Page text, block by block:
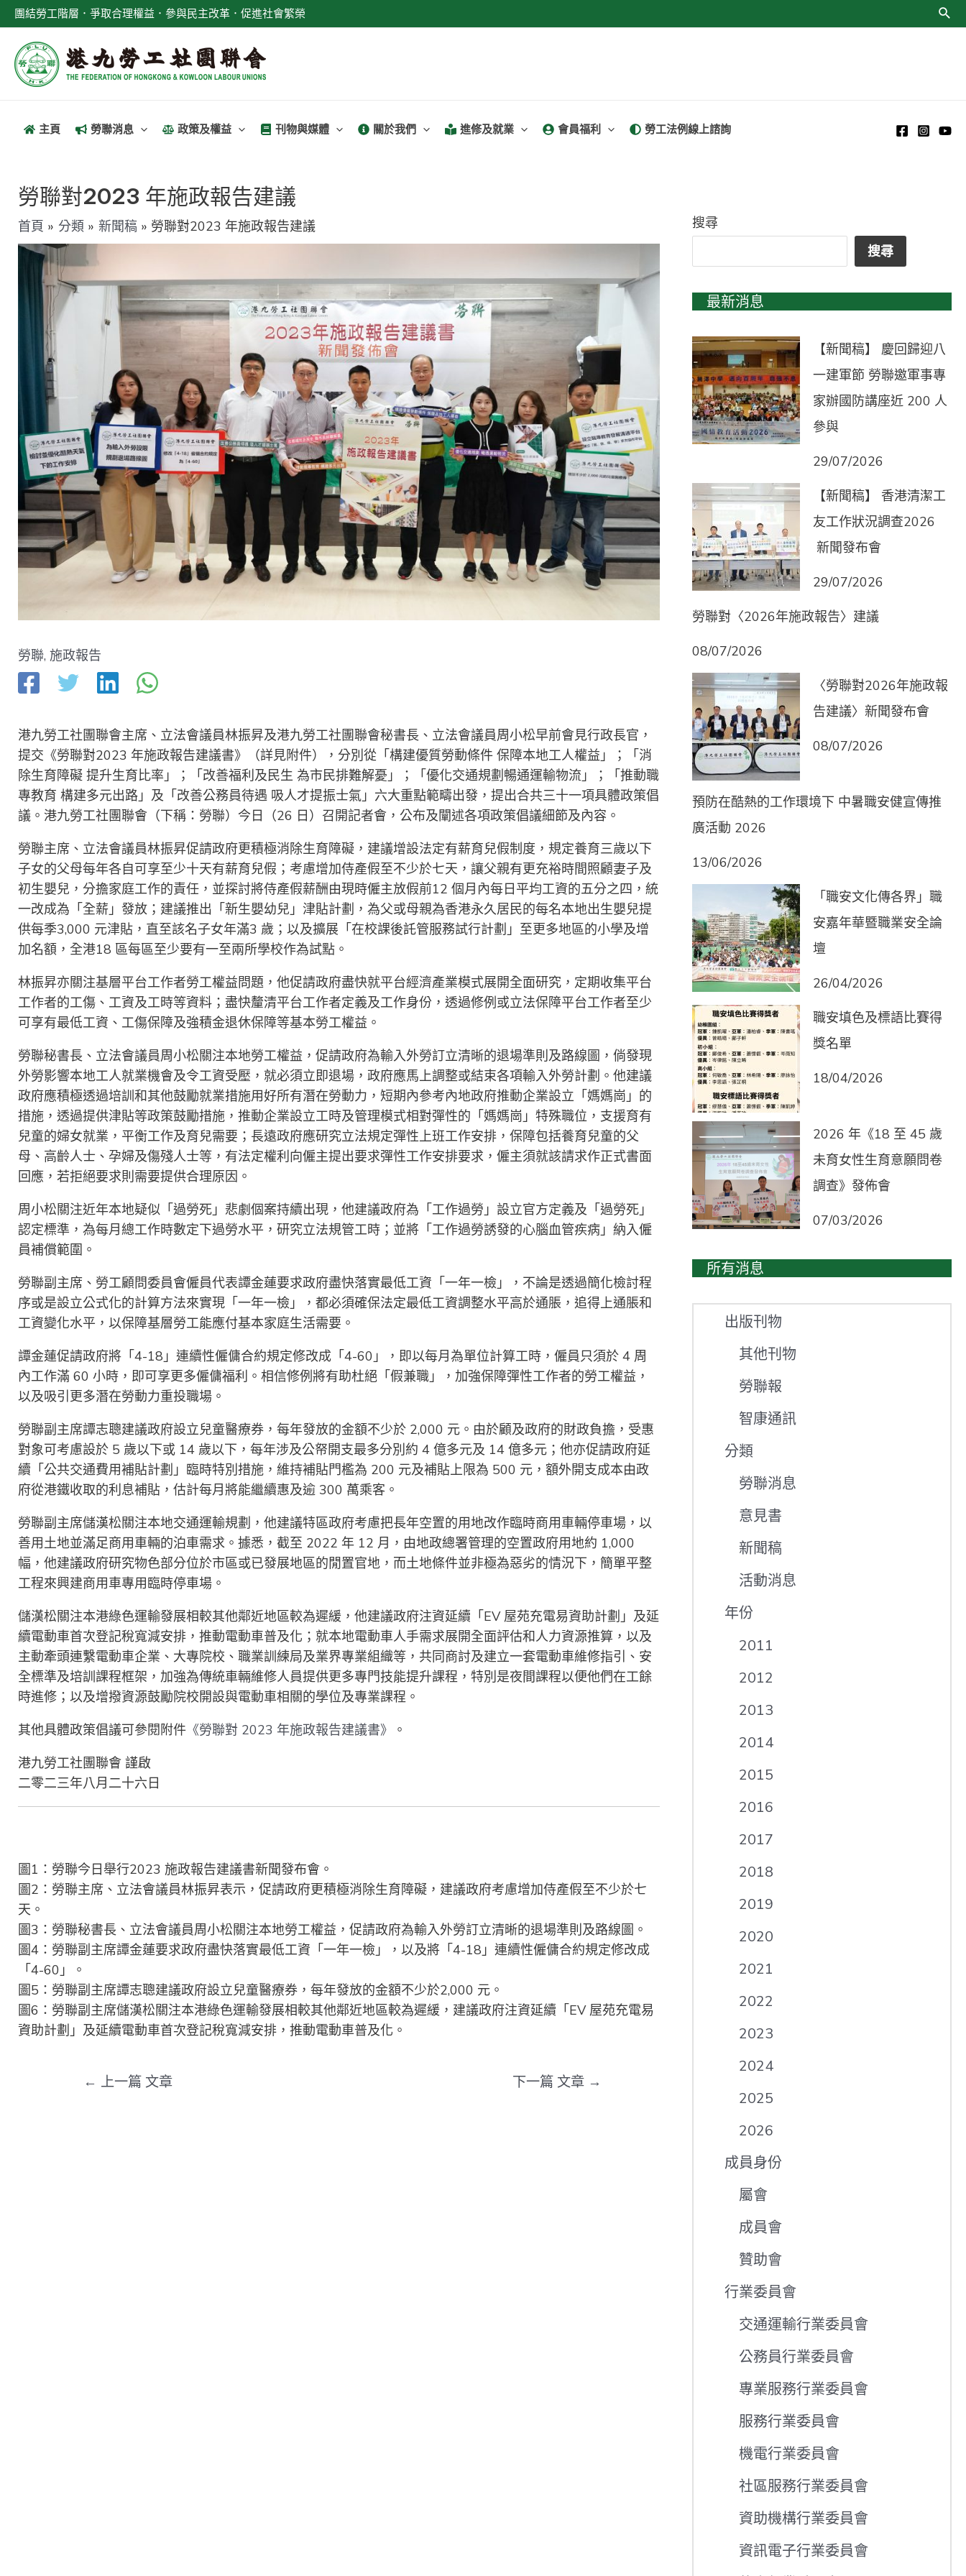
至
團結勞工階層．爭取合理權益．參與民主改革．促進社會繁榮
主頁 勞聯消息 政策及權益 刊物與媒體 關於我們 進修及就業 會員福利 勞工法例線上諮詢
勞聯對2023 年施政報告建議
首頁 分類 新聞稿 勞聯對2023 年施政報告建議
勞聯, 施政報告
港九勞工社團聯會主席、立法會議員林振昇及港九勞工社團聯會秘書長、立法會議員周小松早前會見行政長官，
提交《勞聯對2023 年施政報告建議書》（詳見附件），分別從「構建優質勞動條件 保障本地工人權益」；「消
除生育障礙 提升生育比率」；「改善福利及民生 為市民排難解憂」；「優化交通規劃暢通運輸物流」；「推動職
專教育 構建多元出路」及「改善公務員待遇 吸人才提振士氣」六大重點範疇出發，提出合共三十一項具體政策倡
議。港九勞工社團聯會（下稱：勞聯）今日（26 日）召開記者會，公布及闡述各項政策倡議細節及內容。
勞聯主席、立法會議員林振昇促請政府更積極消除生育障礙，建議增設法定有薪育兒假制度，規定養育三歲以下
子女的父母每年各自可享至少十天有薪育兒假；考慮增加侍產假至不少於七天，讓父親有更充裕時間照顧妻子及
初生嬰兒，分擔家庭工作的責任，並探討將侍產假薪酬由現時僱主放假前12 個月內每日平均工資的五分之四，統
一改成為「全薪」發放；建議推出「新生嬰幼兒」津貼計劃，為父或母親為香港永久居民的每名本地出生嬰兒提
供每季3,000 元津貼，直至該名子女年滿3 歲；以及擴展「在校課後託管服務試行計劃」至更多地區的小學及增
加名額，全港18 區每區至少要有一至兩所學校作為試點。
林振昇亦關注基層平台工作者勞工權益問題，他促請政府盡快就平台經濟產業模式展開全面研究，定期收集平台
工作者的工傷、工資及工時等資料；盡快釐清平台工作者定義及工作身份，透過修例或立法保障平台工作者至少
可享有最低工資、工傷保障及強積金退休保障等基本勞工權益。
勞聯秘書長、立法會議員周小松關注本地勞工權益，促請政府為輸入外勞訂立清晰的退場準則及路線圖，倘發現
外勞影響本地工人就業機會及令工資受壓，就必須立即退場，政府應馬上調整或結束各項輸入外勞計劃。他建議
政府應積極透過培訓和其他鼓勵就業措施用好所有潛在勞動力，短期內參考內地政府推動企業設立「媽媽崗」的
措施，透過提供津貼等政策鼓勵措施，推動企業設立工時及管理模式相對彈性的「媽媽崗」特殊職位，支援育有
兒童的婦女就業，平衡工作及育兒需要；長遠政府應研究立法規定彈性上班工作安排，保障包括養育兒童的父
母、高齡人士、孕婦及傷殘人士等，有法定權利向僱主提出要求彈性工作安排要求，僱主須就該請求作正式書面
回應，若拒絕要求則需要提供合理原因。
周小松關注近年本地疑似「過勞死」悲劇個案持續出現，他建議政府為「工作過勞」設立官方定義及「過勞死」
認定標準，為每月總工作時數定下過勞水平，研究立法規管工時；並將「工作過勞誘發的心腦血管疾病」納入僱
員補償範圍。
勞聯副主席、勞工顧問委員會僱員代表譚金蓮要求政府盡快落實最低工資「一年一檢」，不論是透過簡化檢討程
序或是設立公式化的計算方法來實現「一年一檢」，都必須確保法定最低工資調整水平高於通脹，追得上通脹和
工資變化水平，以保障基層勞工能應付基本家庭生活需要。
譚金蓮促請政府將「4-18」連續性僱傭合約規定修改成「4-60」，即以每月為單位計算工時，僱員只須於 4 周
內工作滿 60 小時，即可享更多僱傭福利。相信修例將有助杜絕「假兼職」，加強保障彈性工作者的勞工權益，
以及吸引更多潛在勞動力重投職場。
勞聯副主席譚志聰建議政府設立兒童醫療券，每年發放的金額不少於 2,000 元。由於顧及政府的財政負擔，受惠
對象可考慮設於 5 歲以下或 14 歲以下，每年涉及公帑開支最多分別約 4 億多元及 14 億多元；他亦促請政府延
續「公共交通費用補貼計劃」臨時特別措施，維持補貼門檻為 200 元及補貼上限為 500 元，額外開支成本由政
府從港鐵收取的利息補貼，估計每月將能繼續惠及逾 300 萬乘客。
勞聯副主席儲漢松關注本地交通運輸規劃，他建議特區政府考慮把長年空置的用地改作臨時商用車輛停車場，以
善用土地並滿足商用車輛的泊車需求。據悉，截至 2022 年 12 月，由地政總署管理的空置政府用地約 1,000
幅，他建議政府研究物色部分位於市區或已發展地區的閒置官地，而土地條件並非極為惡劣的情況下，簡單平整
工程來興建商用車專用臨時停車場。
儲漢松關注本港綠色運輸發展相較其他鄰近地區較為遲緩，他建議政府注資延續「EV 屋苑充電易資助計劃」及延
續電動車首次登記稅寬減安排，推動電動車普及化；就本地電動車人手需求展開全面評估和人力資源推算，以及
主動牽頭連繫電動車企業、大專院校、職業訓練局及業界專業組織等，共同商討及建立一套電動車維修指引、安
全標準及培訓課程框架，加強為傳統車輛維修人員提供更多專門技能提升課程，特別是夜間課程以便他們在工餘
時進修；以及增撥資源鼓勵院校開設與電動車相關的學位及專業課程。
其他具體政策倡議可參閱附件 《勞聯對 2023 年施政報告建議書》
。
港九勞工社團聯會 謹啟
二零二三年八月二十六日
圖1：勞聯今日舉行2023 施政報告建議書新聞發布會。
圖2：勞聯主席、立法會議員林振昇表示，促請政府更積極消除生育障礙，建議政府考慮增加侍產假至不少於七
天。
圖3：勞聯秘書長、立法會議員周小松關注本地勞工權益，促請政府為輸入外勞訂立清晰的退場準則及路線圖。
圖4：勞聯副主席譚金蓮要求政府盡快落實最低工資「一年一檢」，以及將「4-18」連續性僱傭合約規定修改成
「4-60」。
圖5：勞聯副主席譚志聰建議政府設立兒童醫療券，每年發放的金額不少於2,000 元。
圖6：勞聯副主席儲漢松關注本港綠色運輸發展相較其他鄰近地區較為遲緩，建議政府注資延續「EV 屋苑充電易
資助計劃」及延續電動車首次登記稅寬減安排，推動電動車普及化。
章
導
覽
← 上一篇 文章 下一篇 文章 →
搜尋
搜尋
最新消息
【新聞稿】 慶回歸迎八
一建軍節 勞聯邀軍事專
家辦國防講座近 200 人
參與
29/07/2026
【新聞稿】 香港清潔工
友工作狀況調查2026
新聞發布會
29/07/2026
勞聯對〈2026年施政報告〉建議
08/07/2026
〈勞聯對2026年施政報
告建議〉新聞發布會
08/07/2026
預防在酷熱的工作環境下 中暑職安健宣傳推
廣活動 2026
13/06/2026
「職安文化傳各界」職
安嘉年華暨職業安全論
壇
26/04/2026
職安填色及標語比賽得
獎名單
18/04/2026
2026 年《18 至 45 歲
未育女性生育意願問卷
調查》發佈會
07/03/2026
所有消息
出版刊物
其他刊物
勞聯報
智康通訊
分類
勞聯消息
意見書
新聞稿
活動消息
年份
2011
2012
2013
2014
2015
2016
2017
2018
2019
2020
2021
2022
2023
2024
2025
2026
成員身份
屬會
成員會
贊助會
行業委員會
交通運輸行業委員會
公務員行業委員會
專業服務行業委員會
服務行業委員會
機電行業委員會
社區服務行業委員會
資助機構行業委員會
資訊電子行業委員會